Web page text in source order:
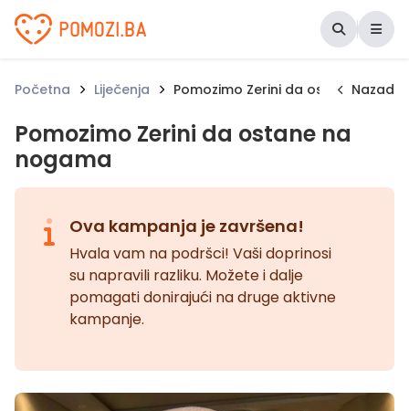
Udruženje Pomozi.ba
Početna Liječenja Pomozimo Zerini da ostane na
Nazad
Pomozimo Zerini da ostane na
nogama
Ova kampanja je završena!
Hvala vam na podršci! Vaši doprinosi
su napravili razliku. Možete i dalje
pomagati donirajući na druge aktivne
kampanje.